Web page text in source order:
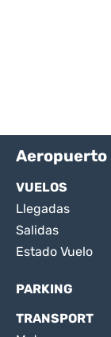
Aeropuerto
VUELOS
Llegadas
Salidas
Estado Vuelo
PARKING
TRANSPORT